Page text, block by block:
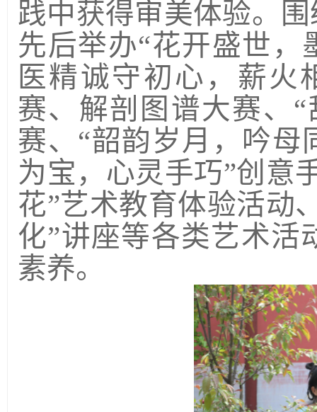
践中获得审美体验。
先后举办“花开盛世，
医精诚守初心，薪火
赛、解剖图谱大赛、
赛、“韶韵岁月，吟母
为宝，心灵手巧”创意
花”艺术教育体验活动
化”讲座等各类艺术活
素养。